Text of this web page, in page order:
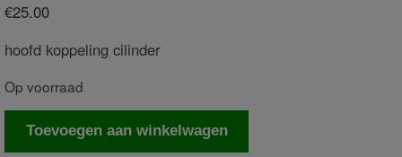
€25.00
hoofd koppeling cilinder
Op voorraad
Koppelingscilinder
Toevoegen aan winkelwagen